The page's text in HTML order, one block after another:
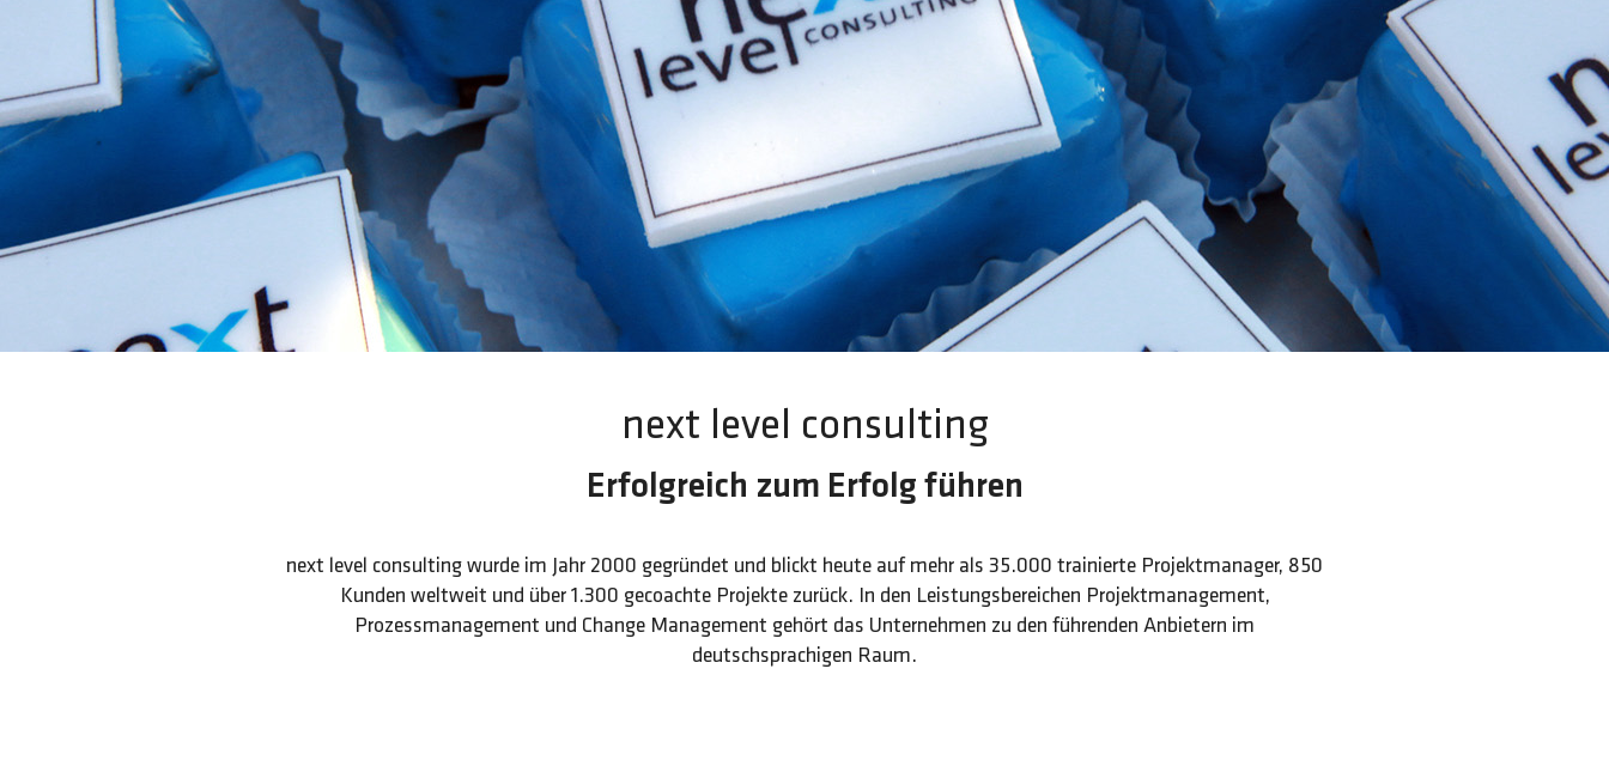
next level consulting
Erfolgreich zum Erfolg führen
next level consulting wurde im Jahr 2000 gegründet und blickt heute auf mehr als 35.000 trainierte Projektmanager, 850
Kunden weltweit und über 1.300 gecoachte Projekte zurück. In den Leistungsbereichen Projektmanagement,
Prozessmanagement und Change Management gehört das Unternehmen zu den führenden Anbietern im
deutschsprachigen Raum.